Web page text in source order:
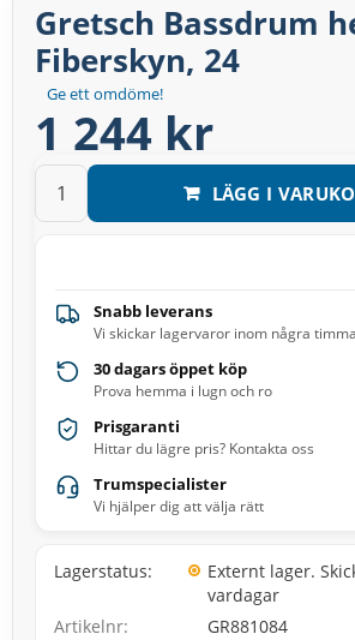
Ge ett omdöme!
Gretsch Bassdrum
Fiberskyn, 24
1 244 kr
LÄGG I
Snabb leverans
Vi skickar lagervaror inom några
30 dagars öppet köp
Prova hemma i lugn och ro
Prisgaranti
Hittar du lägre pris? Kontakta oss
Trumspecialister
Vi hjälper dig att välja rätt
Lagerstatus
Externt lager.
vardagar
Artikelnr
GR881084